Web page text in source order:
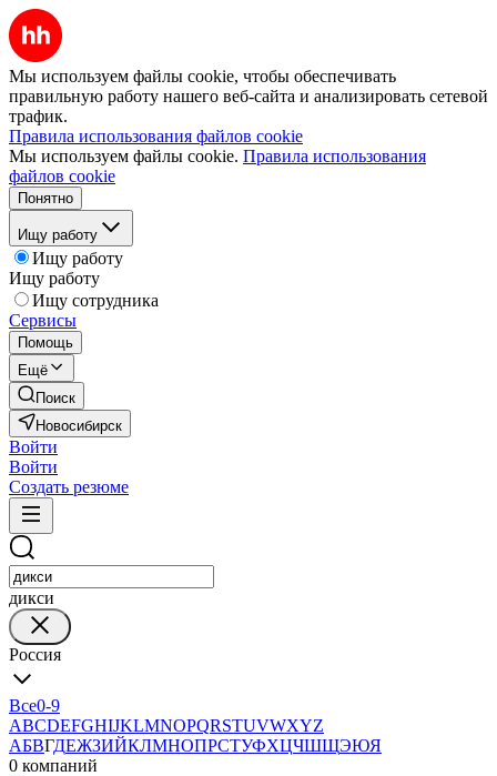
Мы используем файлы cookie, чтобы обеспечивать
правильную работу нашего веб-сайта и анализировать сетевой
трафик.
Правила использования файлов cookie
Мы используем файлы cookie. Правила использования
файлов cookie
Понятно
Ищу работу
Ищу работу
Ищу работу
Ищу сотрудника
Сервисы
Помощь
Ещё
Поиск
Новосибирск
Войти
Войти
Создать резюме
дикси
Россия
Все0-9
ABCDEFGHIJKLMNOPQRSTUVWXYZ
АБВГДЕЖЗИЙКЛМНОПРСТУФХЦЧШЩЭЮЯ
0 компаний